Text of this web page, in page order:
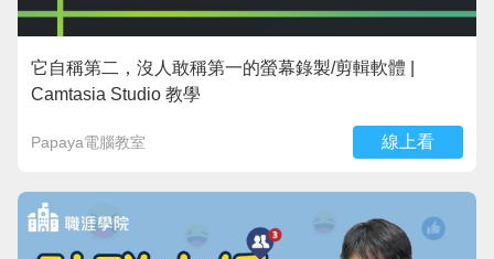
它自稱第二，沒人敢稱第一的螢幕錄製/剪輯軟體 |
Camtasia Studio 教學
Papaya電腦教室 線上看